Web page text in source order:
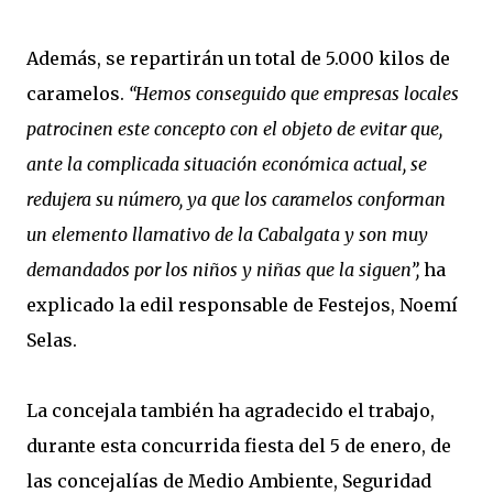
Además, se repartirán un total de 5.000 kilos de
caramelos. “Hemos conseguido que empresas locales
patrocinen este concepto con el objeto de evitar que,
ante la complicada situación económica actual, se
redujera su número, ya que los caramelos conforman
un elemento llamativo de la Cabalgata y son muy
demandados por los niños y niñas que la siguen”, ha
explicado la edil responsable de Festejos, Noemí
Selas.
La concejala también ha agradecido el trabajo,
durante esta concurrida fiesta del 5 de enero, de
las concejalías de Medio Ambiente, Seguridad